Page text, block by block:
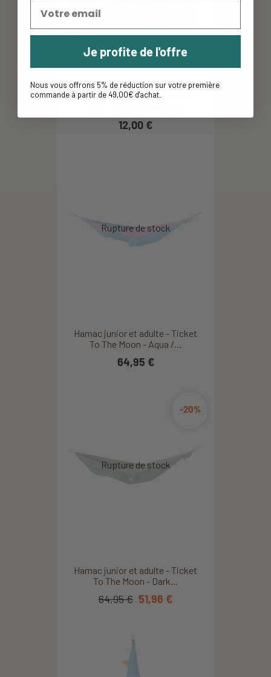
Suspension hamac - Nautical
12,00 €
Hamac junior et adulte - Ticket
To The Moon - Aqua /...
64,95 €
Hamac junior et adulte - Ticket
To The Moon - Dark...
-20%
64,95 € 51,96 €
Je profite de l'offre
Nous vous offrons 5% de réduction sur votre première
commande à partir de 49,00€ d'achat